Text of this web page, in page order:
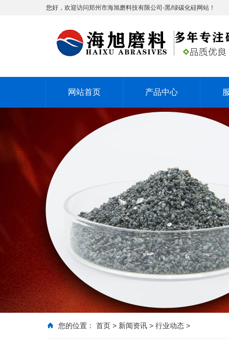
您好，欢迎访问郑州市海旭磨料技有限公司-黑/绿碳化硅网站！
网站首页 产品中心
您的位置： 首页 > 新闻资讯 > 行业动态 >